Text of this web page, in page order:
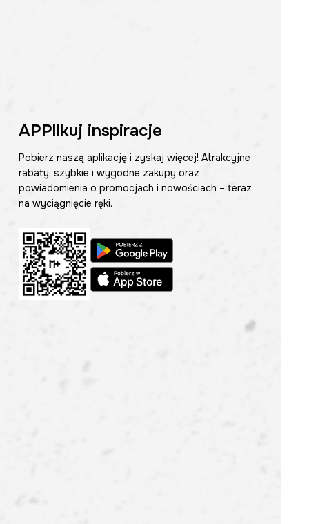
APPlikuj inspiracje
Pobierz naszą aplikację i zyskaj więcej! Atrakcyjne
rabaty, szybkie i wygodne zakupy oraz
powiadomienia o promocjach i nowościach – teraz
na wyciągnięcie ręki.